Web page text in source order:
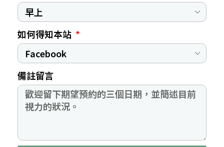
如何得知本站
備註留言